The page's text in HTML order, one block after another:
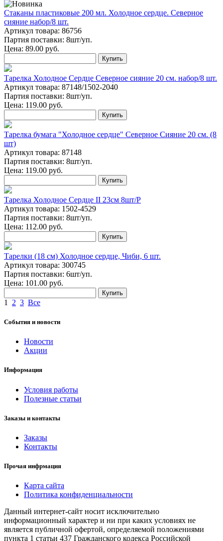
Стаканы пластиковые 200 мл. Холодное сердце. Северное
сияние набор/8 шт.
Артикул товара: 86756
Партия поставки: 8шт/уп.
Цена: 89.00 руб.
Купить
Тарелка Холодное Сердце Северное сияние 20 см. набор/8 шт.
Артикул товара: 87148/1502-2040
Партия поставки: 8шт/уп.
Цена: 119.00 руб.
Купить
Тарелка бумага "Холодное сердце" Северное Сияние 20 см. (8
шт)
Артикул товара: 87148
Партия поставки: 8шт/уп.
Цена: 119.00 руб.
Купить
Тарелка Холодное Сердце II 23см 8шт/Р
Артикул товара: 1502-4529
Партия поставки: 8шт/уп.
Цена: 112.00 руб.
Купить
Тарелки (18 см) Холодное сердце, Чиби, 6 шт.
Артикул товара: 300745
Партия поставки: 6шт/уп.
Цена: 101.00 руб.
Купить
1 2 3 Все
События и новости
Новости
Акции
Информация
Условия работы
Полезные статьи
Заказы и контакты
Заказы
Контакты
Прочая инфрмация
Карта сайта
Политика конфиденциальности
Данный интернет-сайт носит исключительно
информационный характер и ни при каких условиях не
является публичной офертой, определяемой положениями
пункта 1 статьи 437 Гражданского кодекса Российской